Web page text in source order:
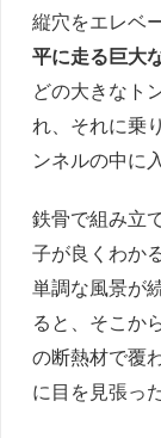
縦穴をエレベ
平に走る巨大
どの大きなト
れ、それに乗
ンネルの中に
鉄骨で組み立
子が良くわか
単調な風景が
ると、そこか
の断熱材で覆
に目を見張った